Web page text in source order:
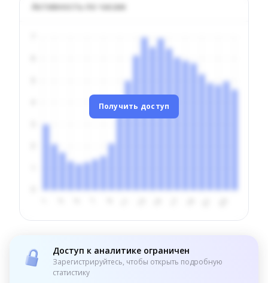
Активность по часам
Получить доступ
Доступ к аналитике ограничен
Зарегистрируйтесь, чтобы открыть подробную
статистику